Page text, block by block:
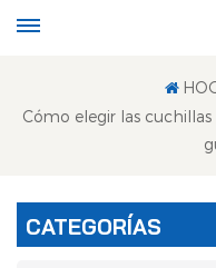
Cómo elegir las
CATEGORÍAS